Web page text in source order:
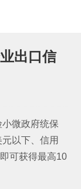
出口信
微政府统保
以下、信用
可获得最高10